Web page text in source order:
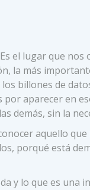
el lugar que
la más
billones de
aparecer en
demás, sin la
aquello
porqué está
y lo que es una